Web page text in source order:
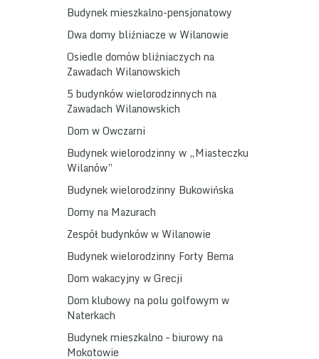
Budynek mieszkalno-pensjonatowy
Dwa domy bliźniacze w Wilanowie
Osiedle domów bliźniaczych na
Zawadach Wilanowskich
5 budynków wielorodzinnych na
Zawadach Wilanowskich
Dom w Owczarni
Budynek wielorodzinny w „Miasteczku
Wilanów”
Budynek wielorodzinny Bukowińska
Domy na Mazurach
Zespół budynków w Wilanowie
Budynek wielorodzinny Forty Bema
Dom wakacyjny w Grecji
Dom klubowy na polu golfowym w
Naterkach
Budynek mieszkalno – biurowy na
Mokotowie